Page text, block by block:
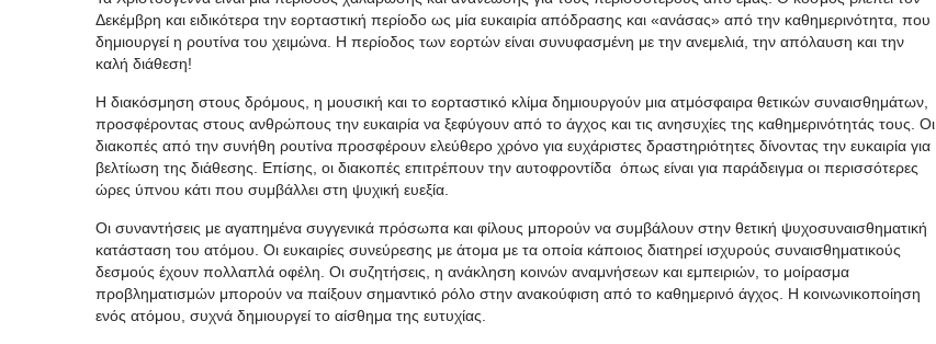
Δεκέμβρη και ειδικότερα την εορταστική περίοδο ως μία ευκαιρία απόδρασης και «ανάσας» από την καθημερινότητα, που
δημιουργεί η ρουτίνα του χειμώνα. Η περίοδος των εορτών είναι συνυφασμένη με την ανεμελιά, την απόλαυση και την
καλή διάθεση!
Η διακόσμηση στους δρόμους, η μουσική και το εορταστικό κλίμα δημιουργούν μια ατμόσφαιρα θετικών συναισθημάτων,
προσφέροντας στους ανθρώπους την ευκαιρία να ξεφύγουν από το άγχος και τις ανησυχίες της καθημερινότητάς τους. Οι
διακοπές από την συνήθη ρουτίνα προσφέρουν ελεύθερο χρόνο για ευχάριστες δραστηριότητες δίνοντας την ευκαιρία για
βελτίωση της διάθεσης. Επίσης, οι διακοπές επιτρέπουν την αυτοφροντίδα όπως είναι για παράδειγμα οι περισσότερες
ώρες ύπνου κάτι που συμβάλλει στη ψυχική ευεξία.
Οι συναντήσεις με αγαπημένα συγγενικά πρόσωπα και φίλους μπορούν να συμβάλουν στην θετική ψυχοσυναισθηματική
κατάσταση του ατόμου. Οι ευκαιρίες συνεύρεσης με άτομα με τα οποία κάποιος διατηρεί ισχυρούς συναισθηματικούς
δεσμούς έχουν πολλαπλά οφέλη. Οι συζητήσεις, η ανάκληση κοινών αναμνήσεων και εμπειριών, το μοίρασμα
προβληματισμών μπορούν να παίξουν σημαντικό ρόλο στην ανακούφιση από το καθημερινό άγχος. Η κοινωνικοποίηση
ενός ατόμου, συχνά δημιουργεί το αίσθημα της ευτυχίας.